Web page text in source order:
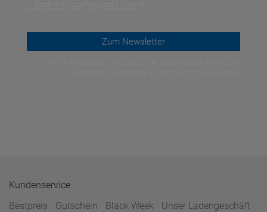
Zum Newsletter
Kundenservice
Bestpreis
Gutschein Black Week
Unser Ladengeschäft